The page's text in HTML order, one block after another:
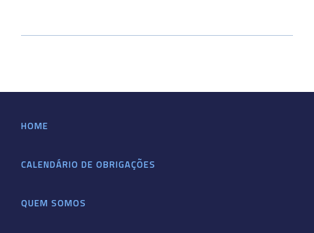
HOME
CALENDÁRIO DE OBRIGAÇÕES
QUEM SOMOS